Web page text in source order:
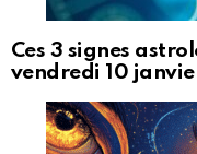
Ces 3 signes
vendredi 10